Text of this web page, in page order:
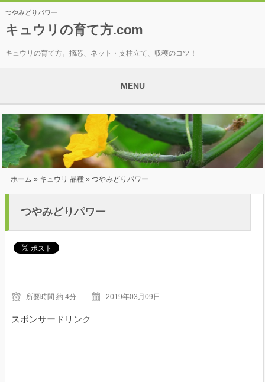
つやみどりパワー
キュウリの育て方.com
キュウリの育て方。摘芯、ネット・支柱立て、収穫のコツ！
MENU
ホーム » キュウリ 品種» つやみどりパワー
つやみどりパワー
所要時間 約 4分 2019年03月09日
スポンサードリンク